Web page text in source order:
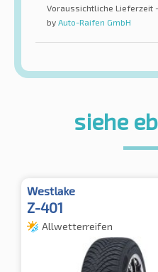
Voraussichtliche Lieferzeit -
by Auto-Raifen GmbH
siehe
Westlake
Z-401
Allwetterreifen